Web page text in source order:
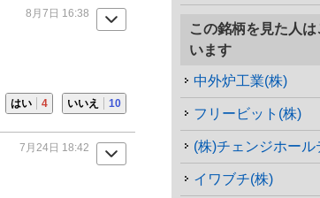
8月7日 16:38
はい 4 いいえ 10
7月24日 18:42
この銘柄を見た人
います
中外炉工業(株)
フリービット(株)
(株)チェンジホール
イワブチ(株)